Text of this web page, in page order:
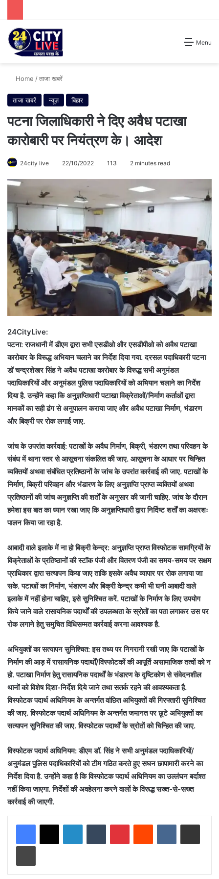
Menu
Search for
Home /ताजा खबरें
ताजा खबरें न्यूज़ बिहार
पटना जिलाधिकारी ने दिए अवैध पटाखा
कारोबारी पर नियंत्रण के। आदेश
24city live 22/10/2022 113 2 minutes read
24CityLive:
पटना: राजधानी में डीएम द्वारा सभी एसडीओ और एसडीपीओ को अवैध पटाखा
कारोबार के विरूद्ध अभियान चलाने का निर्देश दिया गया. दरसल पदाधिकारी पटना
डॉ चन्द्रशेखर सिंह ने अवैध पटाखा कारोबार के विरूद्ध सभी अनुमंडल
पदाधिकारियों और अनुमंडल पुलिस पदाधिकारियों को अभियान चलाने का निर्देश
दिया है. उन्होंने कहा कि अनुज्ञप्तिधारी पटाखा विक्रेताओं/निर्माण कर्ताओं द्वारा
मानकों का सही ढंग से अनुपालन कराया जाए और अवैध पटाखा निर्माण, भंडारण
और बिक्री पर रोक लगाई जाए.
जांच के उपरांत कार्रवाई: पटाखों के अवैध निर्माण, बिक्री, भंडारण तथा परिवहन के
संबंध में थाना स्तर से आसूचना संकलित की जाए. आसूचना के आधार पर चिन्हित
व्यक्तियों अथवा संबंधित प्रतिष्ठानों के जांच के उपरांत कार्रवाई की जाए. पटाखों के
निर्माण, बिक्री परिवहन और भंडारण के लिए अनुज्ञप्ति प्राप्त व्यक्तियों अथवा
प्रतिष्ठानों की जांच अनुज्ञप्ति की शर्तों के अनुसार की जानी चाहिए. जांच के दौरान
हमेशा इस बात का ध्यान रखा जाए कि अनुज्ञप्तिधारी द्वारा निर्दिष्ट शर्तों का अक्षरशः
पालन किया जा रहा है.
आबादी वाले इलाके में ना हो बिक्री केन्द्र: अनुज्ञप्ति प्राप्त विस्फोटक सामग्रियों के
विक्रेताओं के प्रतिष्ठानों की स्टॉक पंजी और वितरण पंजी का समय-समय पर सक्षम
प्राधिकार द्वारा सत्यापन किया जाए ताकि इसके अवैध व्यापार पर रोक लगाया जा
सके. पटाखों का निर्माण, भंडारण और बिक्री केन्द्र कभी भी घनी आबादी वाले
इलाके में नहीं होना चाहिए, इसे सुनिश्चित करें. पटाखों के निर्माण के लिए उपयोग
किये जाने वाले रासायनिक पदार्थों की उपलब्धता के स्रोतों का पता लगाकर उस पर
रोक लगाने हेतु समुचित विधिसम्मत कार्रवाई करना आवश्यक है.
अभियुक्तों का सत्यापन सुनिश्चित: इस तथ्य पर निगरानी रखी जाए कि पटाखों के
निर्माण की आड़ में रासायनिक पदार्थों/विस्फोटकों की आपूर्ति असामाजिक तत्वों को न
हो. पटाखा निर्माण हेतु रासायनिक पदार्थों के भंडारण के दृष्टिकोण से संवेदनशील
थानों को विशेष दिशा-निर्देश दिये जाने तथा सतर्क रहने की आवश्यकता है.
विस्फोटक पदार्थ अधिनियम के अन्तर्गत वांछित अभियुक्तों की गिरफ्तारी सुनिश्चित
की जाए. विस्फोटक पदार्थ अधिनियम के अन्तर्गत जमानत पर छूटे अभियुक्तों का
सत्यापन सुनिश्चित की जाए. विस्फोटक पदार्थों के स्रोतों को चिन्हित की जाए.
विस्फोटक पदार्थ अधिनियम: डीएम डॉ. सिंह ने सभी अनुमंडल पदाधिकारियों/
अनुमंडल पुलिस पदाधिकारियों को टीम गठित करते हुए सघन छापामारी करने का
निर्देश दिया है. उन्होंने कहा है कि विस्फोटक पदार्थ अधिनियम का उल्लंघन बर्दाश्त
नहीं किया जाएगा. निर्देशों की अवहेलना करने वालों के विरूद्ध सख्त-से-सख्त
कार्रवाई की जाएगी.
LinkedInTumblr PinterestReddit VKontakteShare via Email
Print